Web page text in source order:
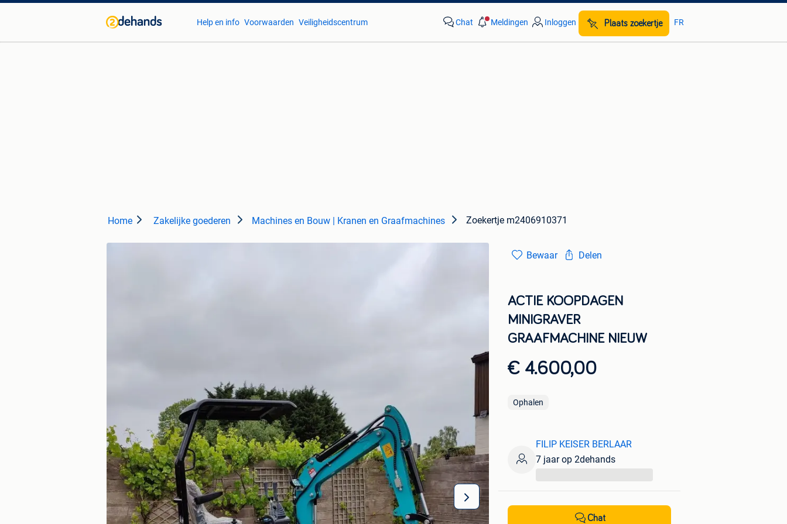
Help en info Voorwaarden Veiligheidscentrum Chat Meldingen Inloggen Plaats zoekertje FR
Home Zakelijke goederen Machines en Bouw | Kranen en Graafmachines Zoekertje m2406910371
Bewaar Delen
ACTIE KOOPDAGEN
MINIGRAVER
GRAAFMACHINE NIEUW
€ 4.600,00
Ophalen
FILIP KEISER BERLAAR
7 jaar op 2dehands
Chat